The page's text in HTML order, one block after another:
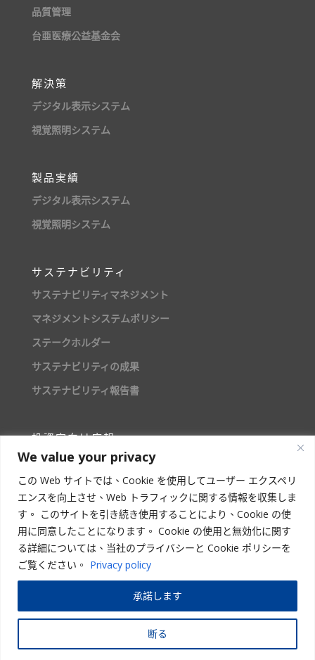
We value your privacy
この Web サイトでは、Cookie を使用してユーザー エクスペリ
エンスを向上させ、Web トラフィックに関する情報を収集しま
す。 このサイトを引き続き使用することにより、Cookie の使
用に同意したことになります。 Cookie の使用と無効化に関す
る詳細については、当社のプライバシーと Cookie ポリシーを
ご覧ください。 Privacy policy
断る
承諾します
品質管理
台亜医療公益基金会
解決策
デジタル表示システム
視覚照明システム
製品実績
デジタル表示システム
視覚照明システム
サステナビリティ
サステナビリティマネジメント
マネジメントシステムポリシー
ステークホルダー
サステナビリティの成果
サステナビリティ報告書
投資家向け広報
株主情報
人材募集
STAR ASIA VISION CORPORATION
Copyright© 2023 –2026
星亜ビジョン株式会社 | All Rights Reserved
使用条項|プライバシーポリシー|サイトマップ